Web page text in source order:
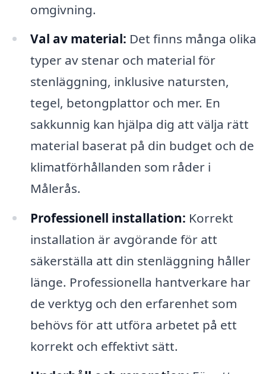
omgivning.
Val av material: Det finns många olika
typer av stenar och material för
stenläggning, inklusive natursten,
tegel, betongplattor och mer. En
sakkunnig kan hjälpa dig att välja rätt
material baserat på din budget och de
klimatförhållanden som råder i
Målerås.
Professionell installation: Korrekt
installation är avgörande för att
säkerställa att din stenläggning håller
länge. Professionella hantverkare har
de verktyg och den erfarenhet som
behövs för att utföra arbetet på ett
korrekt och effektivt sätt.